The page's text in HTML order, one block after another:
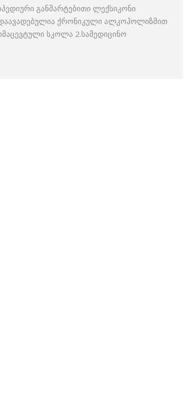
განმარტებითი ლექსიკონი
ქრონიკული ალკოჰოლიზმით
სკოლა 2.სამედიცინო